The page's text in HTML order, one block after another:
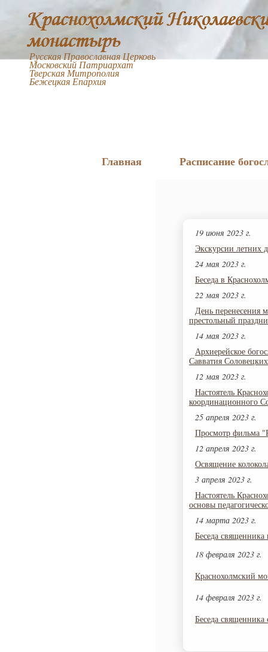
Русская Православная Церковь
Московский Патриархат
Тверская Митрополия
Бежецкая Епархия
Главная Расписание
19 июня 2023 г.
Экскурсии летних
24 мая 2023 г.
Беседа в
22 мая 2023 г.
День перенесения
престольный
14 мая 2023 г.
Архиерейское
Савватия Соловецких
12 мая 2023 г.
Настоятель
координационного
25 апреля 2023 г.
Просмотр фильма
12 апреля 2023 г.
Освящение
3 апреля 2023 г.
Настоятель
основы
14 марта 2023 г.
Беседа
18 февраля 2023 г.
Краснохолмский
14 февраля 2023 г.
Беседа